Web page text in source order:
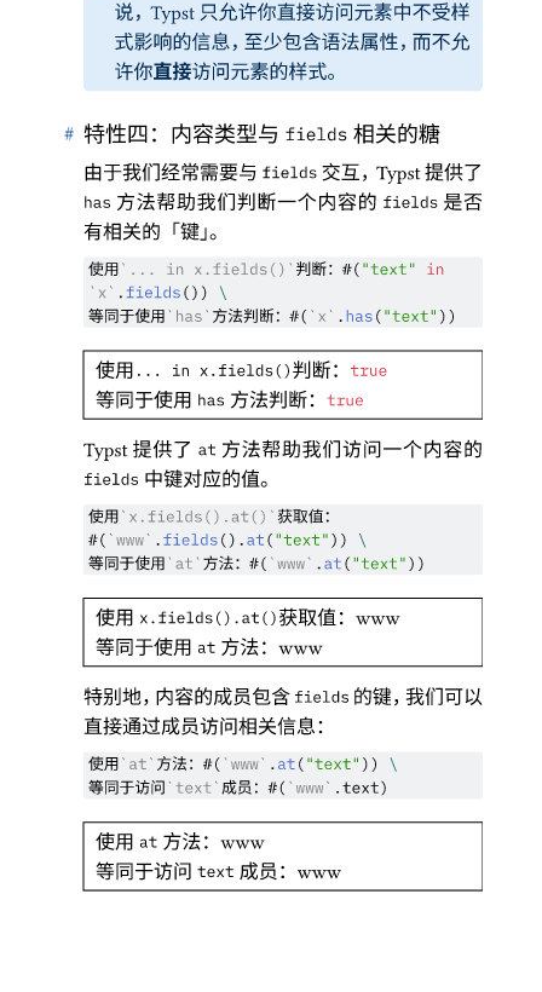
说，Typst 只允许你直接访问元素中不受样
式影响的信息， 至少包含语法属性， 而不允
许你直接访问元素的样式。
# 特性四 ： 内容类型与 fields 相关的糖
由于我们经常需要与 fields 交互，Typst提供了
has 方法帮助我们判断一个内容的 fields 是否
有相关的 「 键」。
使用 ` ... in x.fields()` 判断：#( "text"
in
` x ` .fields ()) \
等同于使用 ` has ` 方法判断：#( ` x ` . has ( "text") )
使用 ... in x.fields()判断： true
等同于使用 has 方法判断：true
Typst提供了 at 方法帮助我们访问一个内容的
fields 中键对应的值。
使用 ` x.fields().at()`获取值：
#( `www` . fields ().at ( "text")) \
等同于使用 ` at `方法：#( `www ` . at ( "text" ) )
使用 x.fields().at()获取值：www
等同于使用 at 方法：www
特别地， 内容的成员包含 fields 的键， 我们可以
直接通过成员访问相关信息：
使用 ` at ` 方法 ： #( `www` . at ( "text")) \
等同于访问 ` text `成员 ：#( ` www ` .text)
使用 at 方法：www
等同于访问 text 成员： www